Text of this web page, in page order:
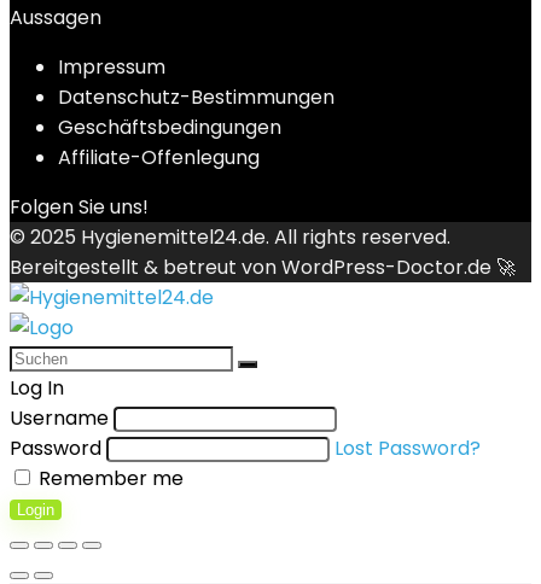
Aussagen
Impressum
Datenschutz-Bestimmungen
Geschäftsbedingungen
Affiliate-Offenlegung
Folgen Sie uns!
© 2025 Hygienemittel24.de. All rights reserved.
Bereitgestellt & betreut vonWordPress-Doctor.de 🚀
Log In
Username
Password
Lost Password?
Remember me
Login